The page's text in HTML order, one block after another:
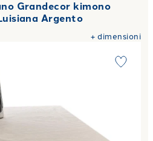
Grandecor kimono
Argento
+dimensioni